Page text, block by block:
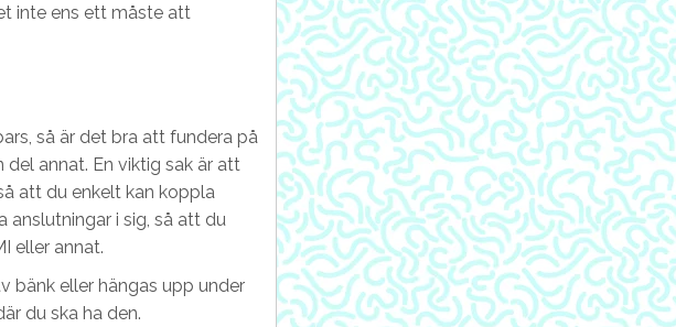
inte ens ett måste att
så är det bra att fundera på
annat. En viktig sak är att
att du enkelt kan koppla
anslutningar i sig, så att du
eller annat.
bänk eller hängas upp under
du ska ha den.